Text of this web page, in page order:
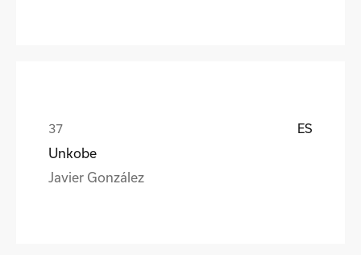
ES
Unkobe
Javier González